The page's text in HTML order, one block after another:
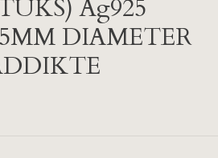
Ag925
DIAMETER